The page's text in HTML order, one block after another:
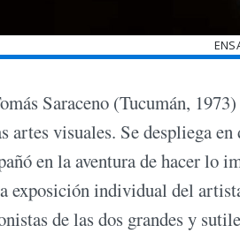
Saraceno (Tucumán,
artes visuales. Se despliega
en la aventura de hacer lo
exposición individual del
de las dos grandes y